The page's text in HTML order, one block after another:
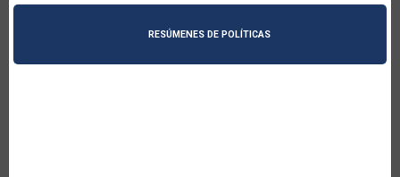
RESÚMENES DE POLÍTICAS